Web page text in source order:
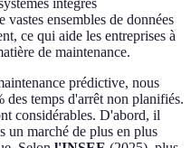
intégrés
vastes ensembles de données
ce qui aide les entreprises à
de maintenance.
prédictive, nous
des temps d'arrêt non planifiés.
considérables. D'abord, il
un marché de plus en plus